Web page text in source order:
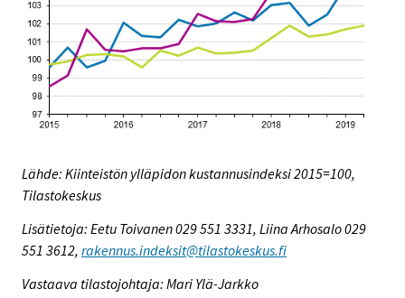
Lähde: Kiinteistön ylläpidon kustannusindeksi 2015=100,
Tilastokeskus
Lisätietoja: Eetu Toivanen 029 551 3331, Liina Arhosalo 029
551 3612, rakennus.indeksit@tilastokeskus.fi
Vastaava tilastojohtaja: Mari Ylä-Jarkko